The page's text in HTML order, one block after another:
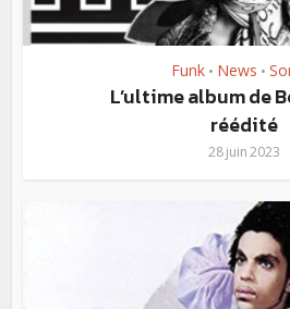
Funk • News •
L’ultime album de
réédité
28 juin 2023